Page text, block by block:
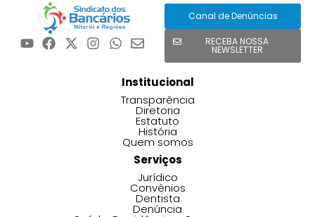
Canal de Denúncias
RECEBA NOSSA
NEWSLETTER
Institucional
Transparência
Diretoria
Estatuto
História
Quem somos
Serviços
Jurídico
Convênios
Dentista
Denúncia